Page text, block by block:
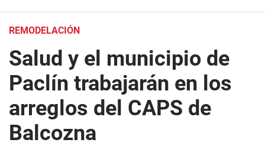
REMODELACIÓN
Salud y el municipio de
Paclín trabajarán en los
arreglos del CAPS de
Balcozna